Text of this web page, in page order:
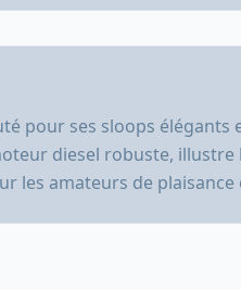
pour ses sloops élégants
diesel robuste, illustre
les amateurs de plaisance